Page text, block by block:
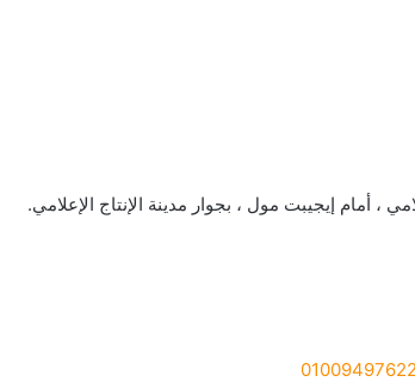
01009497622